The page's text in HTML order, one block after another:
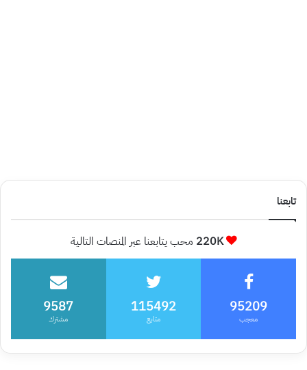
تابعنا
220K محب يتابعنا عبر المنصات التالية
95209
معجب
115492
متابع
9587
مشترك